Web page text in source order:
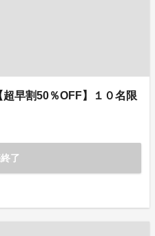
早割50％OFF】１０名限
了